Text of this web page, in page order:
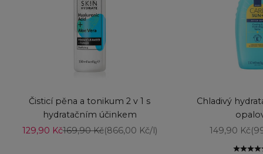
Vyberte možnosti
Čisticí pěna a tonikum 2 v 1 s
hydratačním účinkem
Prodejní cena
129,90 KčBěžná cena
169,90 Kč(866,00 Kč/l)
Chladivý
Prodejní
149,90 Kč